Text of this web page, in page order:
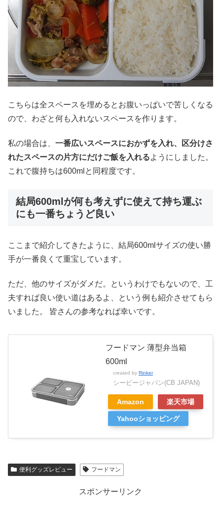
こちらは全スペースを埋めるとお腹いっぱいで苦しくなる
ので、わざと何も入れないスペースを作ります。
私の場合は、 一番広いスペースにおかずを入れ、区分けさ
れたスペースの片方にだけご飯を入れるようにしました。
これで腹持ちは600mlと同程度です。
結局600mlが何も考えずに使えて持ち運ぶ
にも一番ちょうど良い
ここまで紹介してきたように、結局600mlサイズの使い勝
手が一番良くて重宝しています。
ただ、他のサイズがダメだ。というわけでもないので、工
夫すれば良い使い道はあるよ、という例も紹介させてもら
いました。 皆さんの参考なれば幸いです。
フードマン 薄型弁当箱
600ml
created by Rinker
シービージャパン(CB JAPAN)
Amazon 楽天市場
Yahooショッピング
便利グッズレビュー フードマン
スポンサーリンク